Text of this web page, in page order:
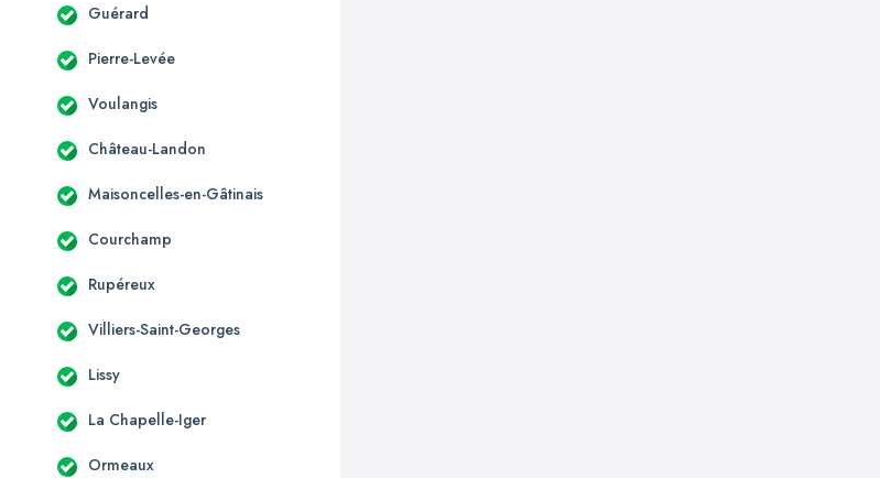
Guérard
Pierre-Levée
Voulangis
Château-Landon
Maisoncelles-en-Gâtinais
Courchamp
Rupéreux
Villiers-Saint-Georges
Lissy
La Chapelle-Iger
Ormeaux